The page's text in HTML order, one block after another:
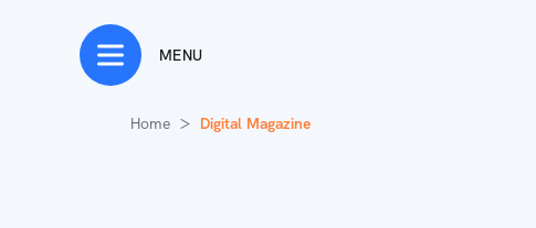
MENU
Home Digital Magazine